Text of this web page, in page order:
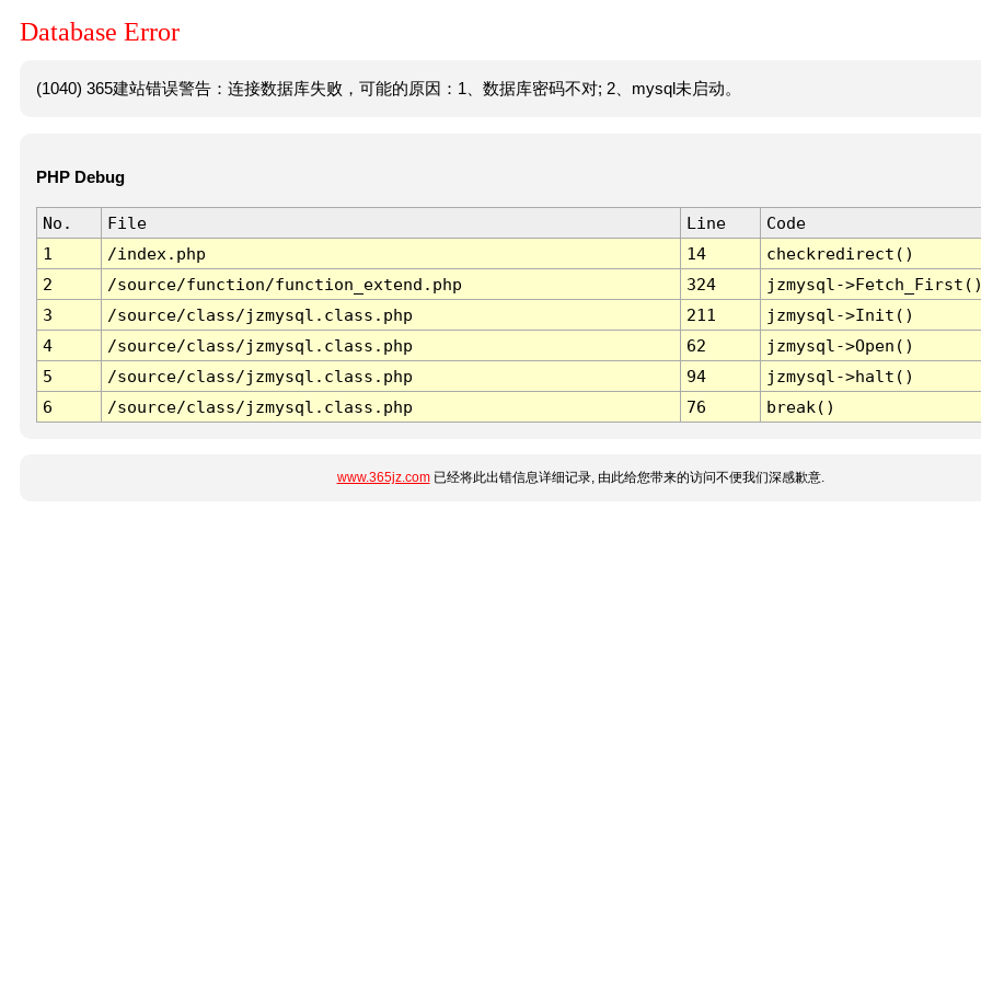
Database Error
(1040) 365建站错误警告：连接数据库失败，可能的原因：1、数据库密码不对; 2、mysql未启动。
PHP Debug
No. File Line
Code
1
/index.php 14
checkredirect()
2
/source/function/function_extend.php 324
jzmysql-
3
/source/class/jzmysql.class.php 211
jzmysql->Init()
4
/source/class/jzmysql.class.php 62
jzmysql->Open()
5
/source/class/jzmysql.class.php 94
jzmysql->halt()
6
/source/class/jzmysql.class.php 76 break()
www.365jz.com已经将此出错信息详细记录, 由此给您带来的访问不便我们深感歉意.